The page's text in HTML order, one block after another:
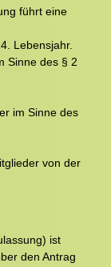
führt eine
Lebensjahr.
Sinne des § 2
im Sinne des
von der
ist
den Antrag